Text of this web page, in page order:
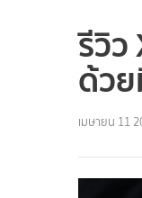
รีวิ
ด้ว
เมษายน 11